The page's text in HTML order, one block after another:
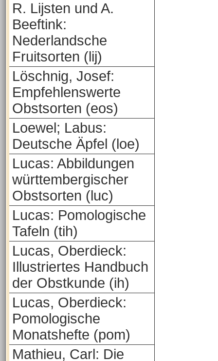
R. Lijsten und A.
Beeftink:
Nederlandsche
Fruitsorten (lij)
Löschnig, Josef:
Empfehlenswerte
Obstsorten (eos)
Loewel; Labus:
Deutsche Äpfel (loe)
Lucas: Abbildungen
württembergischer
Obstsorten (luc)
Lucas: Pomologische
Tafeln (tih)
Lucas, Oberdieck:
Illustriertes Handbuch
der Obstkunde (ih)
Lucas, Oberdieck:
Pomologische
Monatshefte (pom)
Mathieu, Carl: Die